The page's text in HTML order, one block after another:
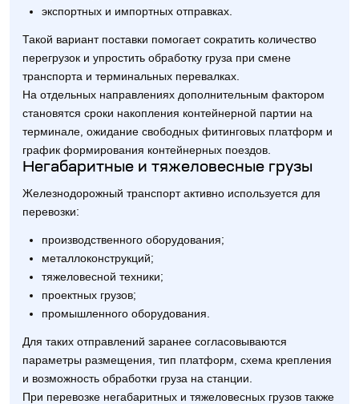
экспортных и импортных отправках.
Такой вариант поставки помогает сократить количество
перегрузок и упростить обработку груза при смене
транспорта и терминальных перевалках.
На отдельных направлениях дополнительным фактором
становятся сроки накопления контейнерной партии на
терминале, ожидание свободных фитинговых платформ и
график формирования контейнерных поездов.
Негабаритные и тяжеловесные грузы
Железнодорожный транспорт активно используется для
перевозки:
производственного оборудования;
металлоконструкций;
тяжеловесной техники;
проектных грузов;
промышленного оборудования.
Для таких отправлений заранее согласовываются
параметры размещения, тип платформ, схема крепления
и возможность обработки груза на станции.
При перевозке негабаритных и тяжеловесных грузов также